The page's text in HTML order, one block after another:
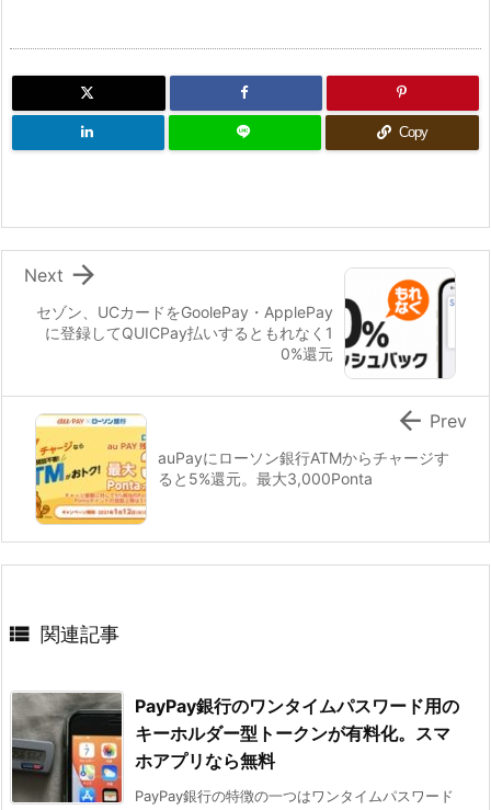
Copy
セゾン、UCカードをGoolePay・ApplePay
に登録してQUICPay払いするともれなく1
0%還元

Next
auPayにローソン銀行ATMからチャージす
ると5%還元。最大3,000Ponta
 Prev
 関連記事
PayPay銀行のワンタイムパスワード用の
キーホルダー型トークンが有料化。スマ
ホアプリなら無料
PayPay銀行の特徴の一つはワンタイムパスワード